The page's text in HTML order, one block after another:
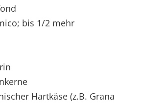
bis 1/2 mehr
Hartkäse (z.B. Grana